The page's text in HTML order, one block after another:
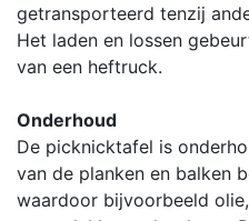
getransporteerd tenzij
Het laden en lossen
van een heftruck.
Onderhoud
De picknicktafel is
van de planken en balken
waardoor bijvoorbeeld